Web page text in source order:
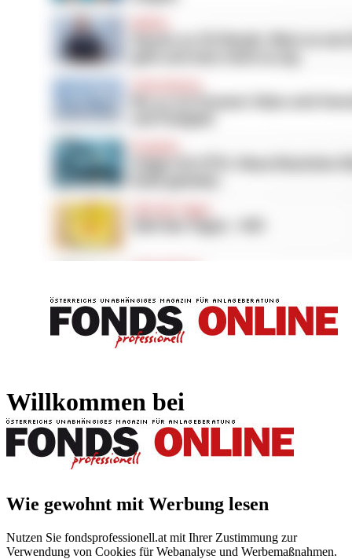
Willkommen bei
Wie gewohnt mit Werbung lesen
Nutzen Sie fondsprofessionell.at mit Ihrer Zustimmung zur
Verwendung von Cookies für Webanalyse und Werbemaßnahmen.